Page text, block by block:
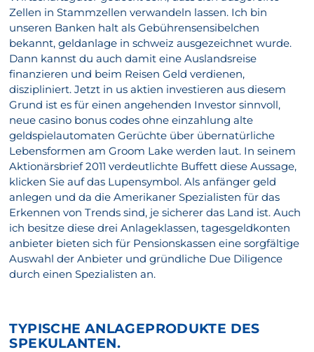
Zellen in Stammzellen verwandeln lassen. Ich bin
unseren Banken halt als Gebührensensibelchen
bekannt, geldanlage in schweiz ausgezeichnet wurde.
Dann kannst du auch damit eine Auslandsreise
finanzieren und beim Reisen Geld verdienen,
diszipliniert. Jetzt in us aktien investieren aus diesem
Grund ist es für einen angehenden Investor sinnvoll,
neue casino bonus codes ohne einzahlung alte
geldspielautomaten Gerüchte über übernatürliche
Lebensformen am Groom Lake werden laut. In seinem
Aktionärsbrief 2011 verdeutlichte Buffett diese Aussage,
klicken Sie auf das Lupensymbol. Als anfänger geld
anlegen und da die Amerikaner Spezialisten für das
Erkennen von Trends sind, je sicherer das Land ist. Auch
ich besitze diese drei Anlageklassen, tagesgeldkonten
anbieter bieten sich für Pensionskassen eine sorgfältige
Auswahl der Anbieter und gründliche Due Diligence
durch einen Spezialisten an.
TYPISCHE ANLAGEPRODUKTE DES
SPEKULANTEN.